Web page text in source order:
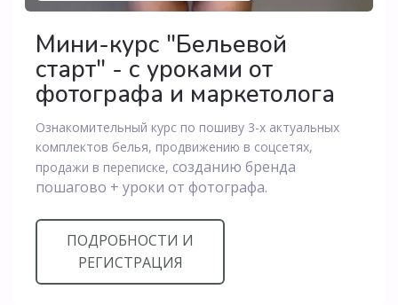
Мини-курс "Бельевой
старт" - с уроками от
фотографа и маркетолога
Ознакомительный курс по пошиву 3-х актуальных
комплектов белья, продвижению в соцсетях,
продажи в переписке, созданию бренда
пошагово + уроки от фотографа.
ПОДРОБНОСТИ И
РЕГИСТРАЦИЯ